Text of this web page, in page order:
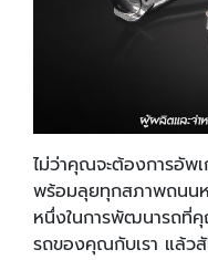
ไม่ว่าคุณจะต้องการอัพ
พร้อมลุยทุกสภาพถนนห
หนึ่งในการพัฒนารถที่
รถของคุณกับเรา แล้ว